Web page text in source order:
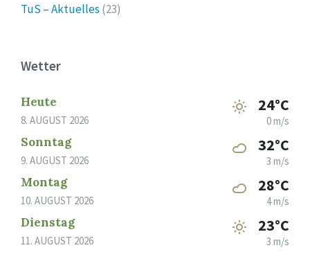
TuS – Aktuelles (23)
Wetter
Heute
8. AUGUST 2026
24°C
0 m/s
Sonntag
9. AUGUST 2026
32°C
3 m/s
Montag
10. AUGUST 2026
28°C
4 m/s
Dienstag
11. AUGUST 2026
23°C
3 m/s